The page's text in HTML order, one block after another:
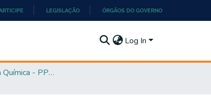
LEGISLAÇÃO ÓRGÃOS DO GOVERNO
Log In
Mestrado em Química - PPGQ